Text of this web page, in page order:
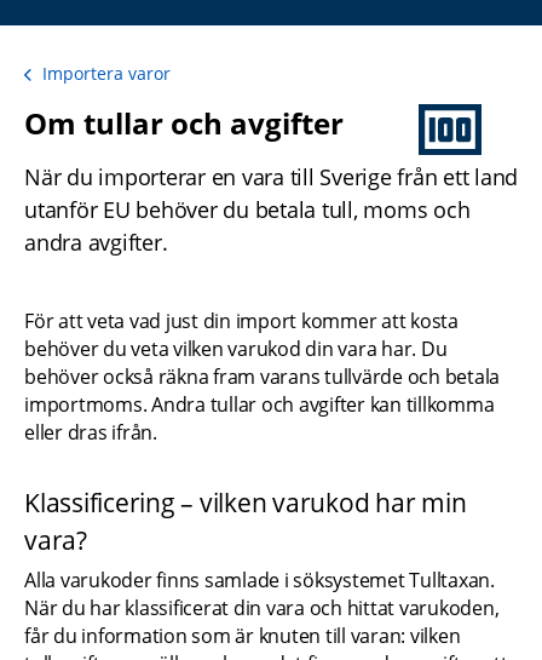
Importera varor
Om tullar och avgifter
När du importerar en vara till Sverige från ett land
utanför EU behöver du betala tull, moms och
andra avgifter.
För att veta vad just din import kommer att kosta
behöver du veta vilken varukod din vara har. Du
behöver också räkna fram varans tullvärde och betala
importmoms. Andra tullar och avgifter kan tillkomma
eller dras ifrån.
Klassificering – vilken varukod har min
vara?
Alla varukoder finns samlade i söksystemet Tulltaxan.
När du har klassificerat din vara och hittat varukoden,
får du information som är knuten till varan: vilken